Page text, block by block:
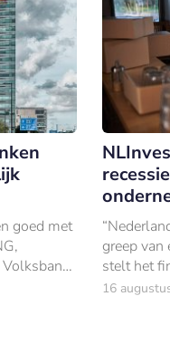
goed met
hogere
greep van
stelt het
16